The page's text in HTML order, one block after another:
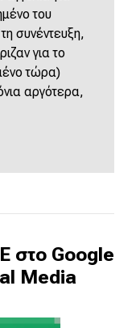
του
συνέντευξη,
για το
τώρα)
αργότερα,
στο Google
Media